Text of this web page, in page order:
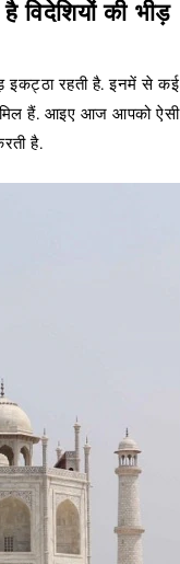
की भीड़
इकट्ठा रहती है. इनमें से कई
हैं. आइए आज आपको ऐसी
है.